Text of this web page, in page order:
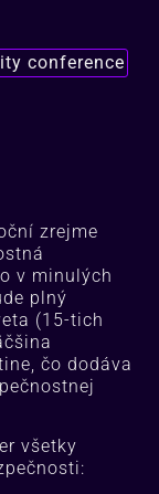
conference
zrejme
v minulých
plný
(15-tich
čo dodáva
všetky